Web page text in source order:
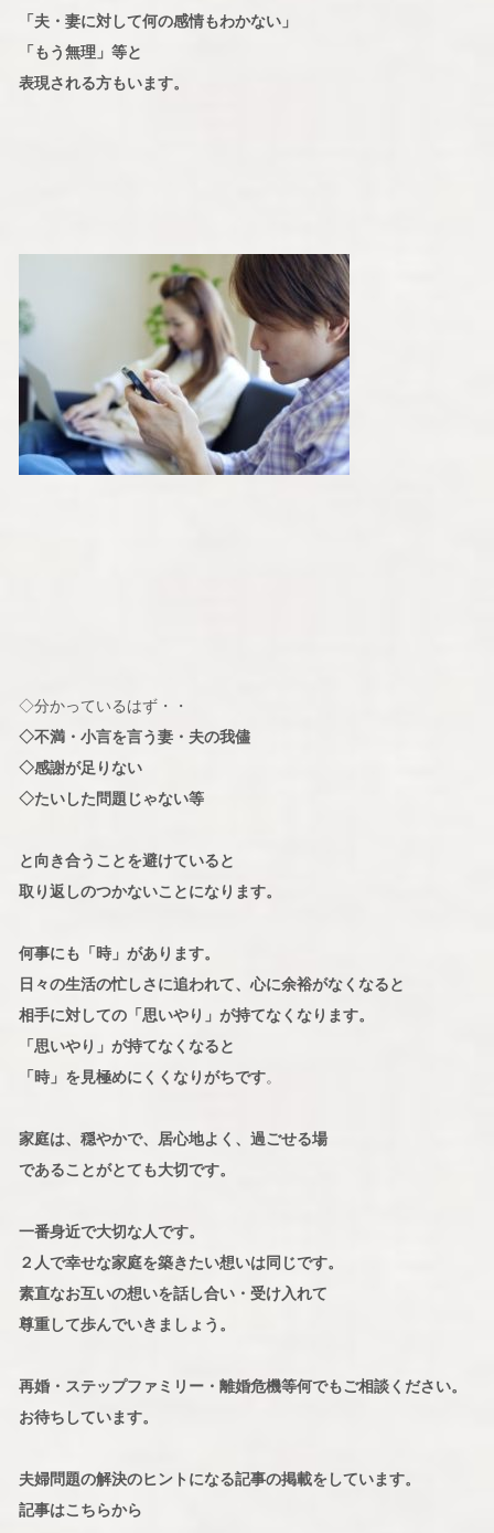
「夫・妻に対して何の感情もわかない」
「もう無理」等と
表現される方もいます。
◇分かっているはず・・
◇不満・小言を言う妻・夫の我儘
◇感謝が足りない
◇たいした問題じゃない等
と向き合うことを避けていると
取り返しのつかないことになります。
何事にも「時」があります。
日々の生活の忙しさに追われて、心に余裕がなくなると
相手に対しての「思いやり」が持てなくなります。
「思いやり」が持てなくなると
「時」を見極めにくくなりがちです。
家庭は、穏やかで、居心地よく、過ごせる場
であることがとても大切です。
一番身近で大切な人です。
２人で幸せな家庭を築きたい想いは同じです。
素直なお互いの想いを話し合い・受け入れて
尊重して歩んでいきましょう。
再婚・ステップファミリー・離婚危機等何でもご相談ください。
お待ちしています。
夫婦問題の解決のヒントになる記事の掲載をしています。
記事はこちらから